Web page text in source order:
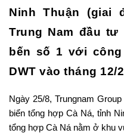
Ninh Thuận (giai
Trung Nam đầu
bến số 1 với công
DWT vào tháng 12/
Ngày 25/8, Trungnam
biển tổng hợp Cà Ná, tỉnh
tổng hợp Cà Ná nằm ở khu